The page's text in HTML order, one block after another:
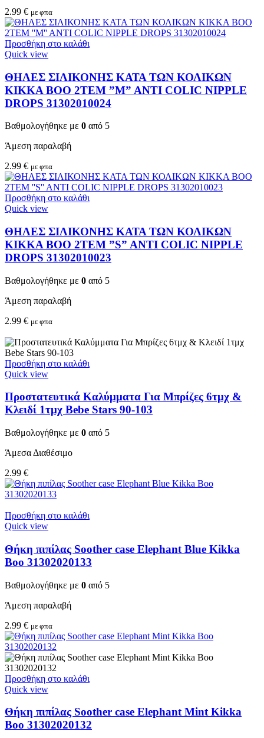
2.99 € με φπα
Προσθήκη στο καλάθι
Quick view
ΘΗΛΕΣ ΣΙΛΙΚΟΝΗΣ ΚΑΤΑ ΤΩΝ ΚΟΛΙΚΩΝ
KIKKA BOO 2TEM ”M” ANTI COLIC NIPPLE
DROPS 31302010024
Βαθμολογήθηκε με 0 από 5
Άμεση παραλαβή
2.99 € με φπα
Προσθήκη στο καλάθι
Quick view
ΘΗΛΕΣ ΣΙΛΙΚΟΝΗΣ ΚΑΤΑ ΤΩΝ ΚΟΛΙΚΩΝ
KIKKA BOO 2TEM ”S” ANTI COLIC NIPPLE
DROPS 31302010023
Βαθμολογήθηκε με 0 από 5
Άμεση παραλαβή
2.99 € με φπα
Προσθήκη στο καλάθι
Quick view
Προστατευτικά Καλύμματα Για Μπρίζες 6τμχ &
Κλειδί 1τμχ Bebe Stars 90-103
Βαθμολογήθηκε με 0 από 5
Άμεσα Διαθέσιμο
2.99 €
Προσθήκη στο καλάθι
Quick view
Θήκη πιπίλας Soother case Elephant Blue Kikka
Boo 31302020133
Βαθμολογήθηκε με 0 από 5
Άμεση παραλαβή
2.99 € με φπα
Προσθήκη στο καλάθι
Quick view
Θήκη πιπίλας Soother case Elephant Mint Kikka
Boo 31302020132